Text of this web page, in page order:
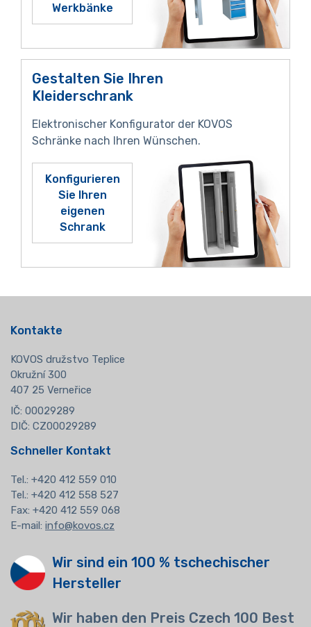
Werkbänke
Gestalten Sie Ihren
Kleiderschrank
Elektronischer Konfigurator der KOVOS
Schränke nach Ihren Wünschen.
Konfigurieren
Sie Ihren
eigenen
Schrank
Kontakte
KOVOS družstvo Teplice
Okružní 300
407 25 Verneřice
IČ: 00029289
DIČ: CZ00029289
Schneller Kontakt
Tel.: +420 412 559 010
Tel.: +420 412 558 527
Fax: +420 412 559 068
E-mail: info@kovos.cz
Wir sind ein 100 % tschechischer
Hersteller
Wir haben den Preis Czech 100 Best